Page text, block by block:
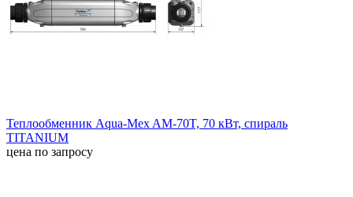
Теплообменник Aqua-Mex AM-70T, 70 кВт, спираль
TITANIUM
цена по запросу